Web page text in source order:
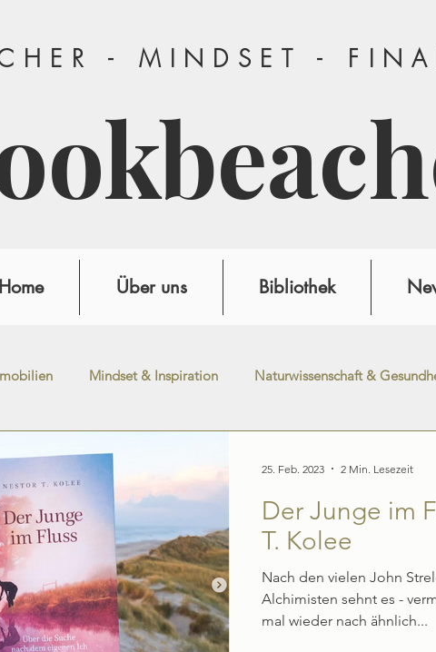
- MINDSET -
Mindset & Inspiration Naturwissenschaft &
Produktivität & Erfolg
Der Junge im
T. Kolee
Nach den vielen John
Alchimisten sehnt es -
mal wieder nach ähnlich...
25. Feb. 2023 2 Min. Lesezeit
Home Über uns Bibliothek